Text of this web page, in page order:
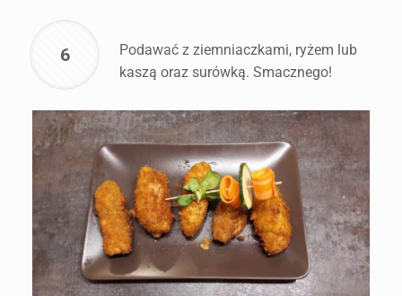
6
Podawać z ziemniaczkami, ryżem lub
kaszą oraz surówką. Smacznego!